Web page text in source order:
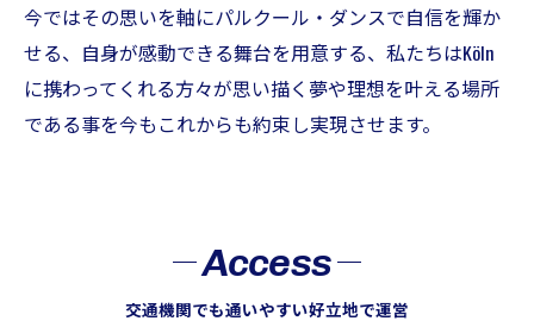
今ではその思いを軸にパルクール・ダンスで自信を輝か
せる、自身が感動できる舞台を用意する、私たちはKöln
に携わってくれる方々が思い描く夢や理想を叶える場所
である事を今もこれからも約束し実現させます。
交通機関でも通いやすい好立地で運営
Access